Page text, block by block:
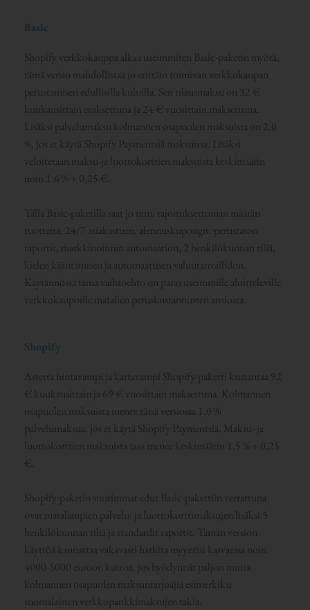
Basic
Shopify verkkokauppa alkaa useimmiten Basic-paketin myötä;
tämä versio mahdollistaa jo erittäin toimivan verkkokaupan
perustamisen edullisilla kuluilla. Sen tilausmaksu on 32 €
kuukausittain maksettuna ja 24 € vuosittain maksettuna.
Lisäksi palvelumaksu kolmannen osapuolen maksuista on 2,0
%, jos et käytä Shopify Paymentsiä maksuissa. Lisäksi
veloitetaan maksu-ja luottokorttien maksuista keskimäärin
noin 1.6 % + 0,25 €.
Tällä Basic-paketilla saat jo mm. rajoituksettoman määrän
tuotteita, 24/7 asiakastuen, alennuskupongit, perustason
raportit, markkinoinnin automaation, 2 henkilökunnan tiliä,
kielen kääntämisen ja automaattisen valuutanvaihdon.
Käytännössä tämä vaihtoehto on paras useimmille aloitteleville
verkkokaupoille matalien peruskustannusten ansiosta.
Shopify
Astetta hintavampi ja kattavampi Shopify-paketti kustantaa 92
€ kuukausittain ja 69 € vuosittain maksettuna. Kolmannen
osapuolen maksuista menee tässä versiossa 1,0 %
palvelumaksua, jos et käytä Shopify Paymentsiä. Maksu- ja
luottokorttien maksuista taas menee keskimäärin 1,5 % + 0,25
€.
Shopify-paketin suurimmat edut Basic-pakettiin verrattuna
ovat matalampien palvelu- ja luottokorttimaksujen lisäksi 5
henkilökunnan tiliä ja standardit raportit. Tämän version
käyttöä kannattaa vakavasti harkita myyntisi kasvaessa noin
4000-5000 euroon kuussa, jos hyödynnät paljon muita
kolmannen osapuolen maksuntarjoajia esimerkiksi
suomalaisten verkkopankkimaksujen takia.